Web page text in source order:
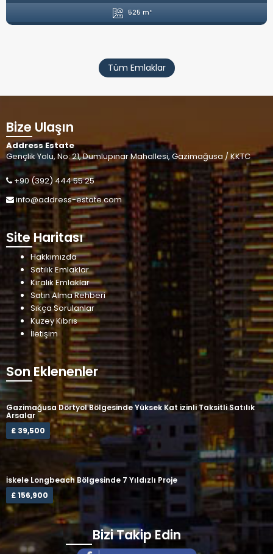
Tüm Emlaklar
Bize Ulaşın
Address Estate
Gençlik Yolu, No: 21, Dumlupınar Mahallesi, Gazimağusa / KKTC
+90 (392) 444 55 25
info@address-estate.com
Site Haritası
Hakkımızda
Satılık Emlaklar
Kiralık Emlaklar
Satın Alma Rehberi
Sıkça Sorulanlar
Kuzey Kıbrıs
İletişim
Son Eklenenler
Gazimağusa Dörtyol Bölgesinde Yüksek Kat izinli Taksitli Satılık
Arsalar
£ 39,500
İskele Longbeach Bölgesinde 7 Yıldızlı Proje
£ 156,900
Bizi Takip Edin